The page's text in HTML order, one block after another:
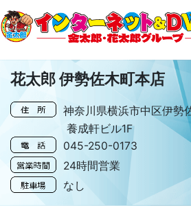
花太郎 伊勢佐木町本店
神奈川県横浜市中区伊勢
養成軒ビル1F
045-250-0173
24時間営業
なし